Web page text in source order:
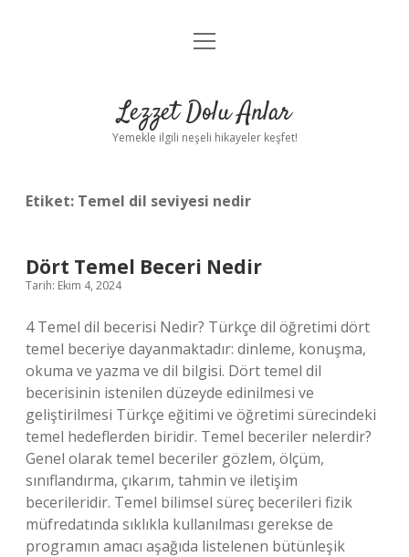
Anasayfa
Yasal Uyarı
menüyü
Lezzet Dolu Anlar
Yemekle ilgili neşeli hikayeler keşfet!
Etiket: Temel dil seviyesi nedir
Dört Temel Beceri Nedir
Tarih: Ekim 4, 2024
4 Temel dil becerisi Nedir? Türkçe dil öğretimi dört
temel beceriye dayanmaktadır: dinleme, konuşma,
okuma ve yazma ve dil bilgisi. Dört temel dil
becerisinin istenilen düzeyde edinilmesi ve
geliştirilmesi Türkçe eğitimi ve öğretimi sürecindeki
temel hedeflerden biridir. Temel beceriler nelerdir?
Genel olarak temel beceriler gözlem, ölçüm,
sınıflandırma, çıkarım, tahmin ve iletişim
becerileridir. Temel bilimsel süreç becerileri fizik
müfredatında sıklıkla kullanılması gerekse de
programın amacı aşağıda listelenen bütünleşik